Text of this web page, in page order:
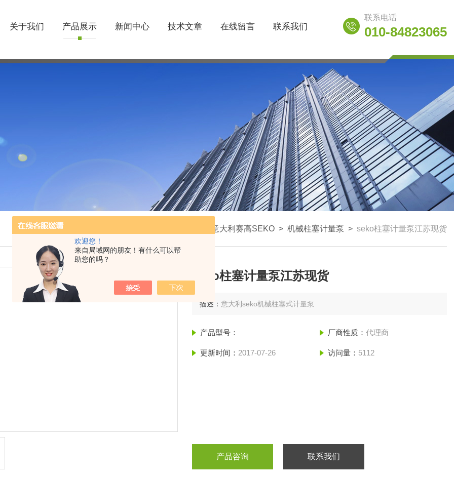
欢迎您！
来自局域网的朋友！有什么可以帮
助您的吗？
关于我们 产品展示 新闻中心 技术文章 在线留言 联系我们
联系电话
010-84823065
意大利赛高SEKO > 机械柱塞计量泵 > seko柱塞计量泵江苏现货
seko柱塞计量泵江苏现货
描述：意大利seko机械柱塞式计量泵
产品型号： 厂商性质： 代理商
更新时间： 2017-07-26 访问量： 5112
产品咨询 联系我们